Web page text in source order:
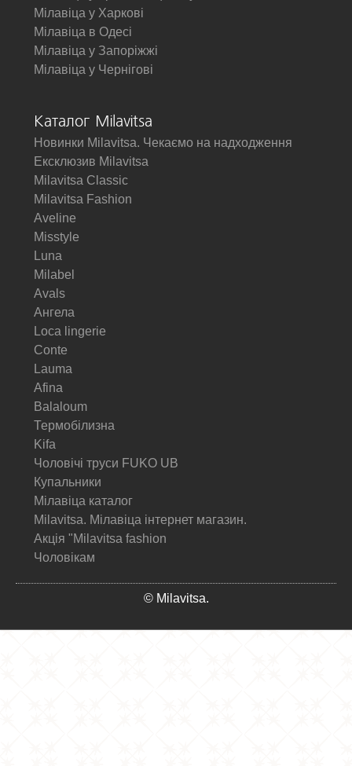
Мілавіца у Харкові
Мілавіца в Одесі
Мілавіца у Запоріжжі
Мілавіца у Чернігові
Каталог Milavitsa
Новинки Milavitsa. Чекаємо на надходження
Ексклюзив Milavitsa
Milavitsa Classic
Milavitsa Fashion
Aveline
Misstyle
Luna
Milabel
Avals
Ангела
Loca lingerie
Conte
Lauma
Afina
Balaloum
Термобілизна
Kifa
Чоловічі труси FUKO UB
Купальники
Мілавіца каталог
Milavitsa. Мілавіца інтернет магазин.
Акція "Milavitsa fashion
Чоловікам
© Milavitsa.